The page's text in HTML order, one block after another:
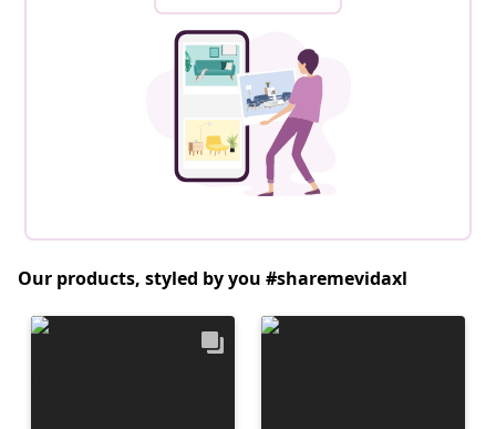
Our products, styled by you #sharemevidaxl